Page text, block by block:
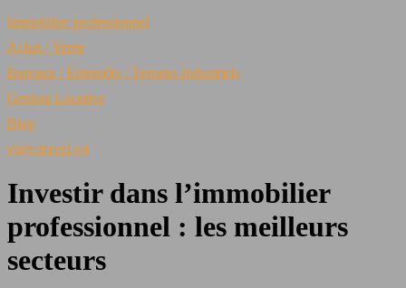
Immobilier professionnel
Achat / Vente
Bureaux / Entrepôts / Terrains industriels
Gestion Locative
Blog
viaje-travel-v4
Investir dans l’immobilier
professionnel : les meilleurs
secteurs